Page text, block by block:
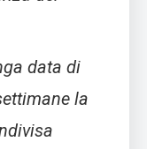
data di
la